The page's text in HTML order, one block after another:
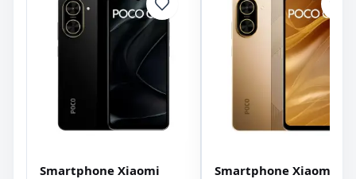
Smartphone Xiaomi
Smartphone Xiaomi